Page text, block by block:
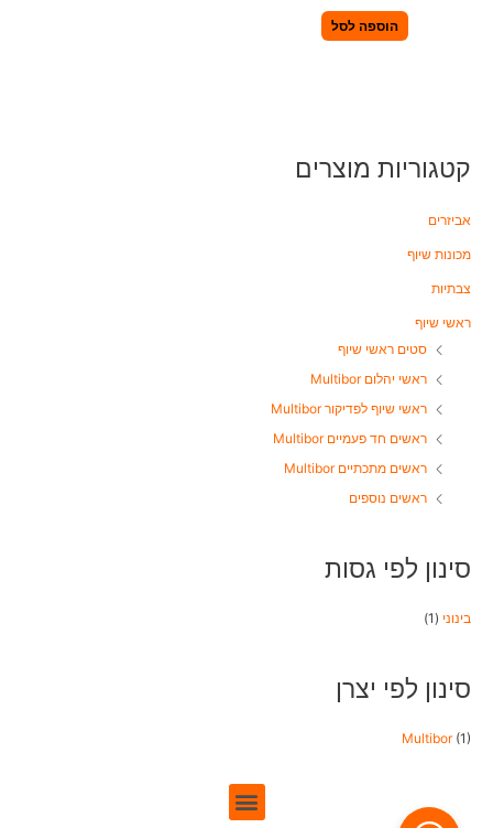
קטגוריות מוצרים
אביזרים
מכונות שיוף
צבתיות
ראשי שיוף
סטים ראשי שיוף
ראשי יהלום Multibor
ראשי שיוף לפדיקור Multibor
ראשים חד פעמיים Multibor
ראשים מתכתיים Multibor
ראשים נוספים
סינון לפי גסות
בינוני (1)
סינון לפי יצרן
Multibor (1)
ר
ג
0
מ
הוספה לסל